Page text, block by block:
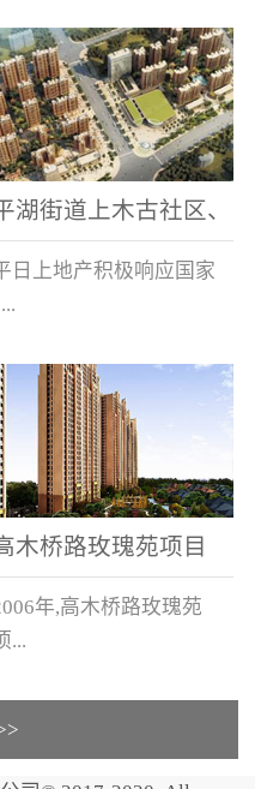
筑面积5万多平方米。
湖街道上木古社区、
木新村、新木老村
日上地产积极响应国家
村改造”号召，与上木古
区、新木新村的有关单
签订了城市更新合作意
书，将进行总占地面积
为1...
木桥路玫瑰苑项目
年,高木桥路玫瑰苑
...
83栋别墅，建筑面积